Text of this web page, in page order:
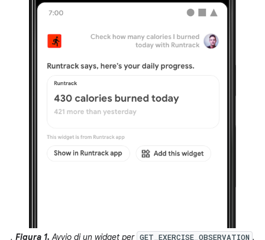
. Figura 1. Avvio di un widget per GET_EXERCISE_OBSERVATION .